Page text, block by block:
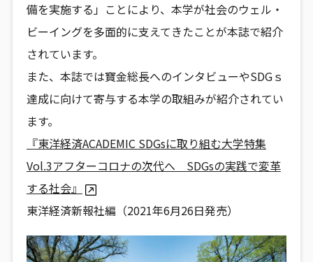
備を実施する」ことにより、本学が社会のウェル・
ビーイングを多面的に支えてきたことが本誌で紹介
されています。
また、本誌では寶金総長へのインタビューやSDGｓ
達成に向けて寄与する本学の取組みが紹介されてい
ます。
『東洋経済ACADEMIC SDGsに取り組む大学特集
Vol.3アフターコロナの次代へ SDGsの実践で変革
する社会』
東洋経済新報社編（2021年6月26日発売）